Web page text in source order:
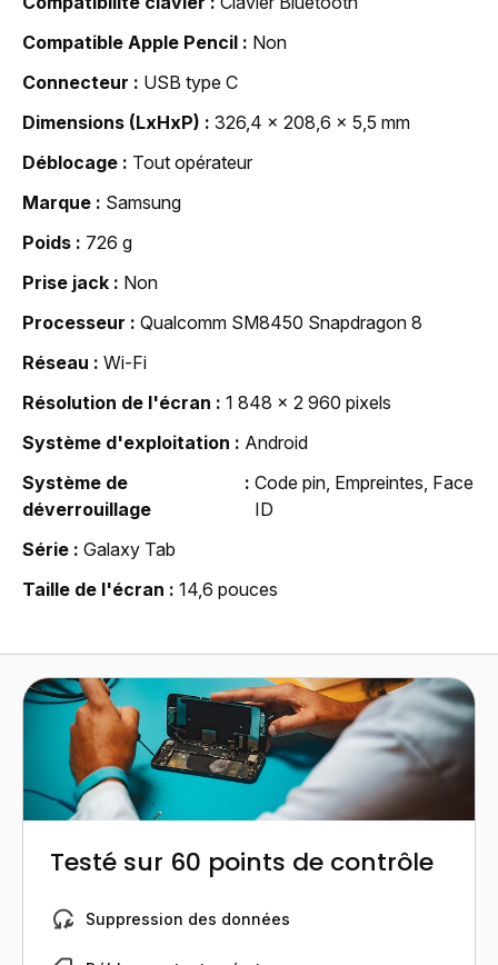
Compatible Apple Pencil
Non
Connecteur
USB type C
Dimensions (LxHxP)
326,4 x 208,6 x 5,5 mm
Déblocage
Tout opérateur
Marque
Samsung
Poids
726 g
Prise jack
Non
Processeur
Qualcomm SM8450 Snapdragon 8
Réseau
Wi-Fi
Résolution de l'écran
1 848 x 2 960 pixels
Système d'exploitation
Android
Système de
déverrouillage
Code pin, Empreintes, Face
ID
Série
Galaxy Tab
Taille de l'écran
14,6 pouces
Testé sur 60 points de contrôle
Suppression des données